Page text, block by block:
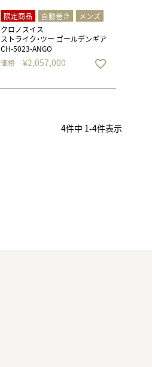
限定商品 ⾃動巻き
メンズ
クロノスイス
ストライク・ツー ゴールデンギア
CH-5023-ANGO
価格
¥2,057,000
4件中 1-4件表示